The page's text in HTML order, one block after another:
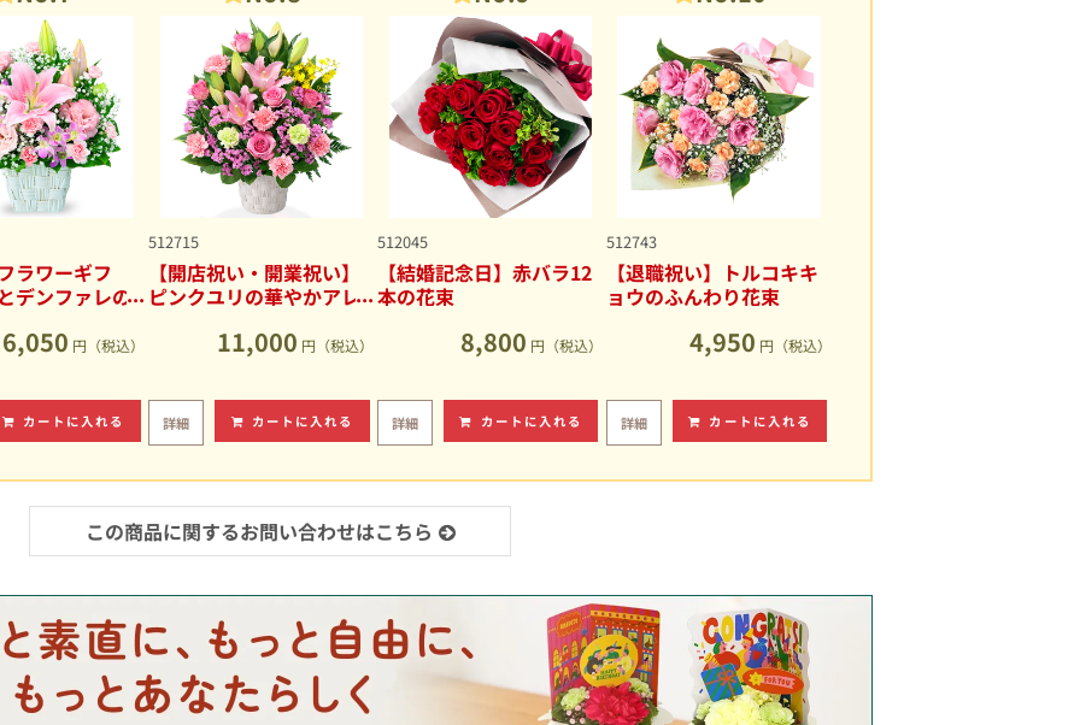
ラワーギフ
デンファレの
6,050 円（税込）
カートに入れる
512715
【開店祝い・開業祝い】
ピンクユリの華やかアレ
11,000 円（税込）
詳細 カートに入れる
512045
【結婚記念日】赤バラ12
本の花束
8,800 円（税込）
詳細 カートに入れる
512743
【退職祝い】トルコキキ
ョウのふんわり花束
4,950 円（税込）
詳細 カートに入れる
この商品に関するお問い合わせはこちら